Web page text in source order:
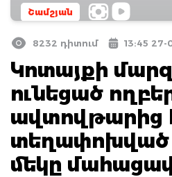
Շամշյան
8232 դիտում 13:45 27-
Կոտայքի
ունեցած
ավտովթարից
տեղափոխված
մեկը